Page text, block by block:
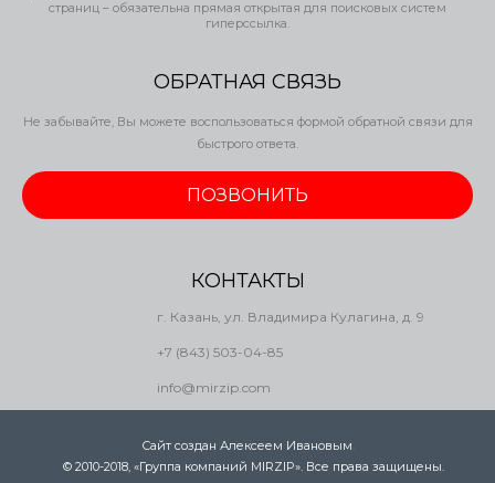
страниц – обязательна прямая открытая для поисковых систем
гиперссылка.
ОБРАТНАЯ СВЯЗЬ
Не забывайте, Вы можете воспользоваться формой обратной связи для
быстрого ответа.
ПОЗВОНИТЬ
КОНТАКТЫ
г. Казань, ул. Владимира Кулагина, д. 9
+7 (843) 503-04-85
info@mirzip.com
Сайт создан Алексеем Ивановым
© 2010-2018, «Группа компаний MIRZIP». Все права защищены.